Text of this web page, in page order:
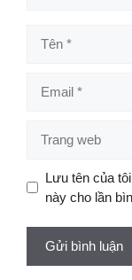
web
Lưu tên của
này cho lần